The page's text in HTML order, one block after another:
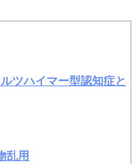
ツハイマー型認知症と
乱用